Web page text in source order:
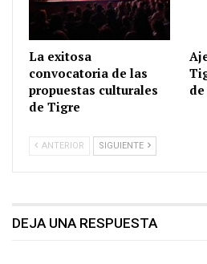
La exitosa
convocatoria de las
propuestas culturales
de Tigre
ANTERIOR SIGUIENTE
DEJA UNA RESPUESTA